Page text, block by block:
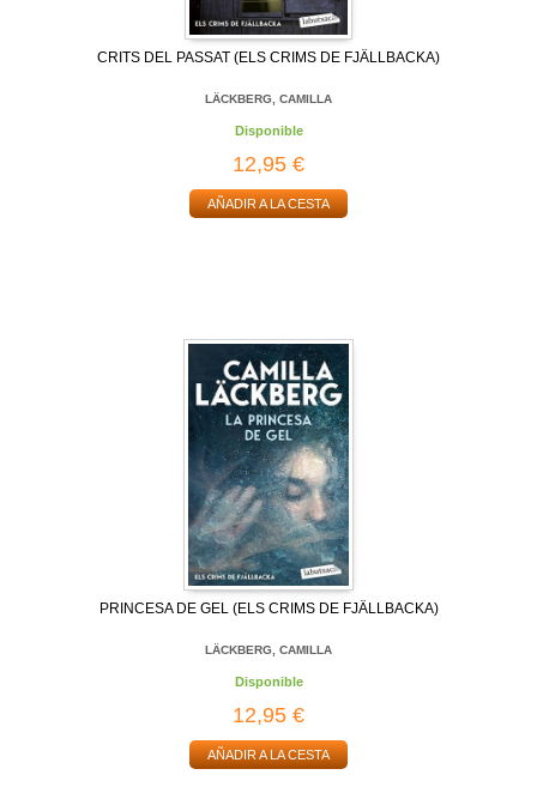
CRITS DEL PASSAT (ELS CRIMS DE FJÄLLBACKA)
LÄCKBERG, CAMILLA
Disponible
12,95 €
AÑADIR A LA CESTA
PRINCESA DE GEL (ELS CRIMS DE FJÄLLBACKA)
LÄCKBERG, CAMILLA
Disponible
12,95 €
AÑADIR A LA CESTA